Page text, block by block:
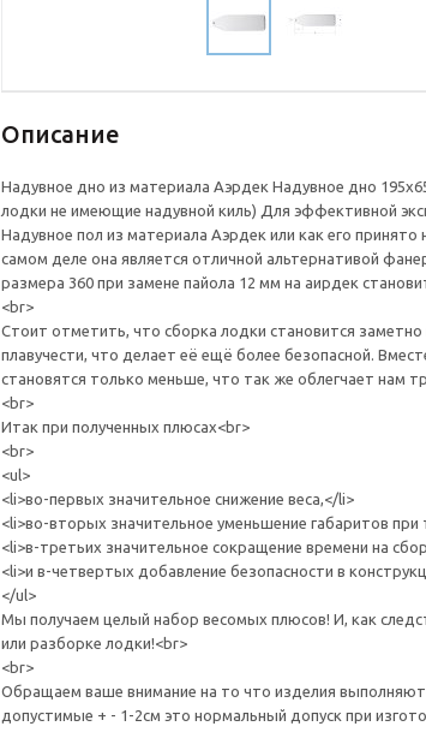
Описание
Надувное дно из материала Аэрдек Надувное дно
лодки не имеющие надувной киль) Для эффективной
Надувное пол из материала Аэрдек или как его
самом деле она является отличной альтернативой
размера 360 при замене пайола 12 мм на аирдек
<br>
Стоит отметить, что сборка лодки становится
плавучести, что делает её ещё более безопасной.
становятся только меньше, что так же облегчает нам
<br>
Итак при полученных плюсах<br>
<br>
<ul>
<li>во-первых значительное снижение веса,</li>
<li>во-вторых значительное уменьшение габаритов при
<li>в-третьих значительное сокращение времени на
<li>и в-четвертых добавление безопасности в
</ul>
Мы получаем целый набор весомых плюсов! И, как
или разборке лодки!<br>
<br>
Обращаем ваше внимание на то что изделия
допустимые + - 1-2см это нормальный допуск при